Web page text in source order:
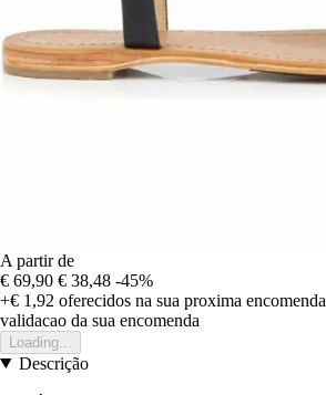
A partir de
€ 69,90 € 38,48 -45%
+€ 1,92 oferecidos na sua proxima encomenda
validacao da sua encomenda
Loading...
Descrição